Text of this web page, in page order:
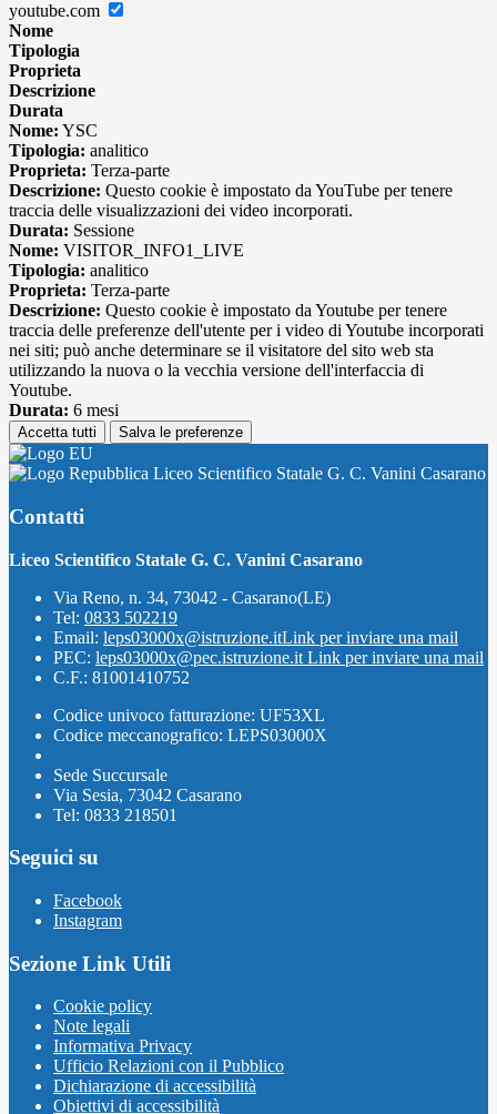
youtube.com
Nome
Tipologia
Proprieta
Descrizione
Durata
Nome: YSC
Tipologia: analitico
Proprieta: Terza-parte
Descrizione: Questo cookie è impostato da YouTube per tenere
traccia delle visualizzazioni dei video incorporati.
Durata: Sessione
Nome: VISITOR_INFO1_LIVE
Tipologia: analitico
Proprieta: Terza-parte
Descrizione: Questo cookie è impostato da Youtube per tenere
traccia delle preferenze dell'utente per i video di Youtube incorporati
nei siti; può anche determinare se il visitatore del sito web sta
utilizzando la nuova o la vecchia versione dell'interfaccia di
Youtube.
Durata: 6 mesi
Accetta tutti Salva le preferenze
Liceo Scientifico Statale G. C. Vanini Casarano
Contatti
Liceo Scientifico Statale G. C. Vanini Casarano
Via Reno, n. 34, 73042 - Casarano(LE)
Tel: 0833 502219
Email: leps03000x@istruzione.itLink per inviare una mail
PEC: leps03000x@pec.istruzione.it Link per inviare una mail
C.F.: 81001410752
Codice univoco fatturazione: UF53XL
Codice meccanografico: LEPS03000X
Sede Succursale
Via Sesia, 73042 Casarano
Tel: 0833 218501
Seguici su
Facebook
Instagram
Sezione Link Utili
Cookie policy
Note legali
Informativa Privacy
Ufficio Relazioni con il Pubblico
Dichiarazione di accessibilità
Obiettivi di accessibilità